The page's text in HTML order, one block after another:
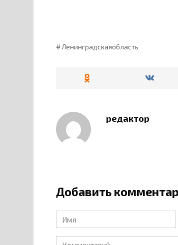
Ленинградскаяобласть
редактор
Добавить
Имя
*
Комментарий